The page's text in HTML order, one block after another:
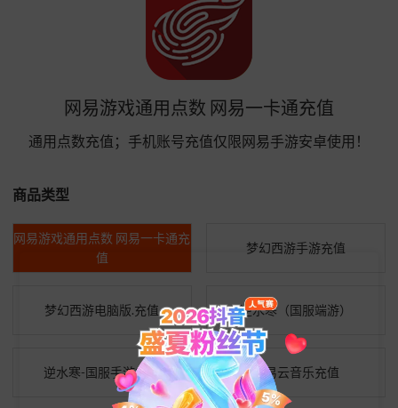
网易游戏通用点数 网易一卡通充值
通用点数充值；手机账号充值仅限网易手游安卓使用！
商品类型
网易游戏通用点数 网易一卡通充
值
梦幻西游手游充值
梦幻西游电脑版.充值 逆水寒（国服端游）
逆水寒-国服手游充值 网易云音乐充值